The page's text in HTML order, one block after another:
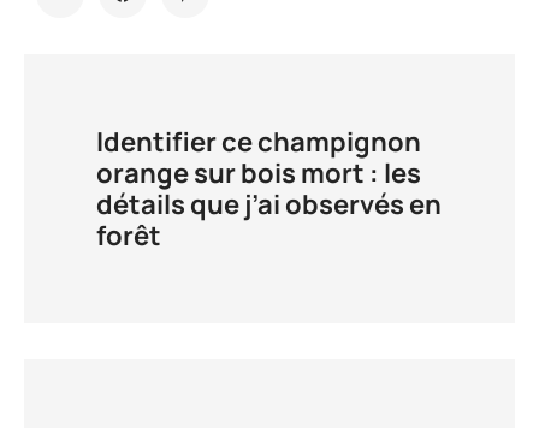
Identifier ce champignon
orange sur bois mort : les
détails que j’ai observés en
forêt